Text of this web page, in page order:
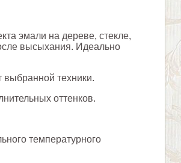
эмали на дереве, стекле,
высыхания. Идеально
выбранной техники.
оттенков.
температурного